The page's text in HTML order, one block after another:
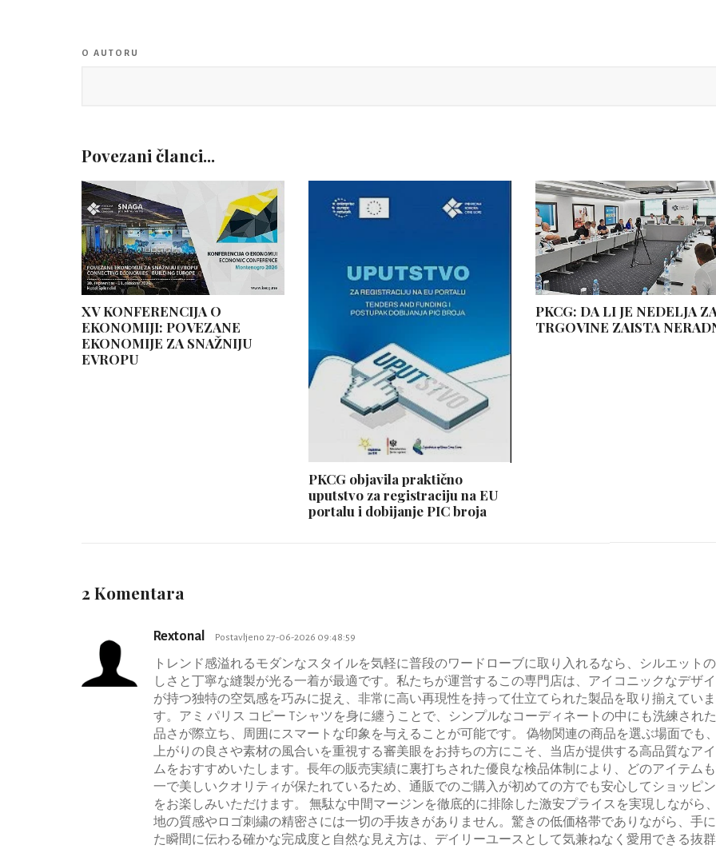
O AUTORU
Povezani članci...
XV KONFERENCIJA O
EKONOMIJI: POVEZANE
EKONOMIJE ZA SNAŽNIJU
EVROPU
PKCG objavila praktično
uputstvo za registraciju na EU
portalu i dobijanje PIC broja
PKCG: DA LI JE NEDELJA
TRGOVINE ZAISTA
2 Komentara
Rextonal Postavljeno 27-06-2026 09:48:59
トレンド感溢れるモダンなスタイルを気軽に普段のワードローブに取り入れるなら、シルエット
しさと丁寧な縫製が光る一着が最適です。私たちが運営するこの専門店は、アイコニックなデザ
が持つ独特の空気感を巧みに捉え、非常に高い再現性を持って仕立てられた製品を取り揃えていま
す。アミ パリス コピー Tシャツを身に纏うことで、シンプルなコーディネートの中にも洗練され
品さが際立ち、周囲にスマートな印象を与えることが可能です。 偽物関連の商品を選ぶ場面でも
上がりの良さや素材の風合いを重視する審美眼をお持ちの方にこそ、当店が提供する高品質なア
ムをおすすめいたします。長年の販売実績に裏打ちされた優良な検品体制により、どのアイテム
一で美しいクオリティが保たれているため、通販でのご購入が初めての方でも安心してショッピ
をお楽しみいただけます。 無駄な中間マージンを徹底的に排除した激安プライスを実現しながら
地の質感やロゴ刺繍の精密さには一切の手抜きがありません。驚きの低価格帯でありながら、手
た瞬間に伝わる確かな完成度と自然な見え方は、デイリーユースとして気兼ねなく愛用できる抜